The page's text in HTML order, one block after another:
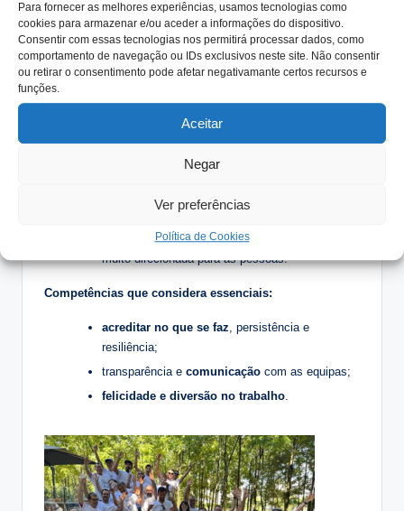
Para fornecer as melhores experiências, usamos tecnologias como
cookies para armazenar e/ou aceder a informações do dispositivo.
Consentir com essas tecnologias nos permitirá processar dados, como
comportamento de navegação ou IDs exclusivos neste site. Não consentir
ou retirar o consentimento pode afetar negativamante certos recursos e
funções.
Aceitar
Negar
Ver preferências
Política de Cookies
Qualquer recrutamento é um desafio. A maioria
são para chão de fábrica – serralheiros,
mecânicos, … e muita gente não o quer ser.
Os cargos de chefias intermédias são só
Muitas aparecem porque se inspiram nela.
Pouca rotatividade por assumir uma gestão
muito direcionada para as pessoas.
Competências que considera essenciais:
acreditar no que se faz , persistência e
resiliência;
transparência e comunicação com as equipas;
felicidade e diversão no trabalho